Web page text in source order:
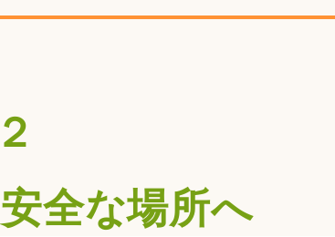
全な場所へ